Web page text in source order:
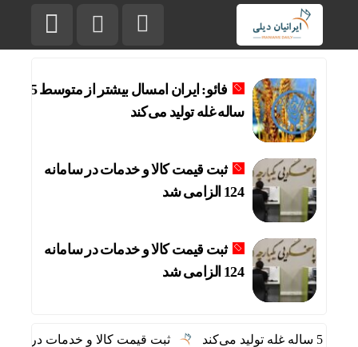
فائو: ایران امسال بیشتر از متوسط 5
ساله غله تولید می‌کند
ثبت قیمت کالا و خدمات در سامانه
124 الزامی شد
ثبت قیمت کالا و خدمات در سامانه
124 الزامی شد
ثبت قیمت کالا و خدمات در سامانه 124 الزامی شد